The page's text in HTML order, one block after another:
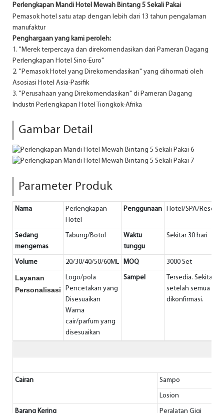
Perlengkapan Mandi Hotel Mewah Bintang 5 Sekali Pakai
Pemasok hotel satu atap dengan lebih dari 13 tahun pengalaman
manufaktur
Penghargaan yang kami peroleh:
1. "Merek terpercaya dan direkomendasikan dari Pameran Dagang
Perlengkapan Hotel Sino-Euro"
2. "Pemasok Hotel yang Direkomendasikan" yang dihormati oleh
Asosiasi Hotel Asia-Pasifik
3. "Perusahaan yang Direkomendasikan" di Pameran Dagang
Industri Perlengkapan Hotel Tiongkok-Afrika
Gambar Detail
Parameter Produk
Nama
Perlengkapan
Hotel
Penggunaan Hotel/SPA/Resor/
Sedang
mengemas
Tabung/Botol
Waktu
tunggu
Sekitar 30 hari
Volume 20/30/40/50/60ML MOQ 3000 Set
Layanan
Personalisasi
Logo/pola
Pencetakan yang
Disesuaikan
Warna
cair/parfum yang
disesuaikan
Sampel
Tersedia. Sekitar
setelah semua
dikonfirmasi.
Cairan Sampo
Losion
Barang Kering Peralatan Gigi